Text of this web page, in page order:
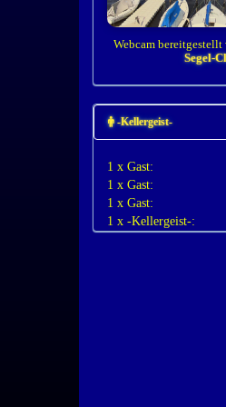
Webcam bereitgestellt
Segel-
-Kellergeist-
1 x Gast:
1 x Gast:
1 x Gast:
1 x -Kellergeist-: